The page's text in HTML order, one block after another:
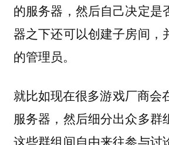
的服务器，然后自己决定是
器之下还可以创建子房间，
的管理员。
就比如现在很多游戏厂商会
服务器，然后细分出众多群
这些群组间自由来往参与讨